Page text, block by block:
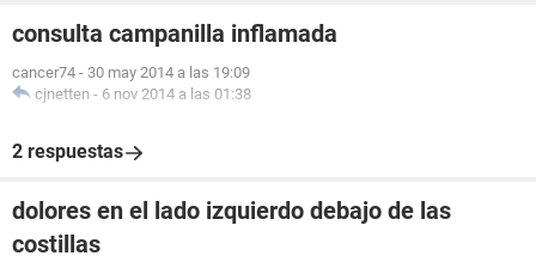
consulta campanilla inflamada
cancer74 - 30 may 2014 a las 19:09
cjnetten - 6 nov 2014 a las 01:38
2 respuestas
dolores en el lado izquierdo debajo de las
costillas